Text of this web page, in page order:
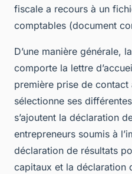
fiscale a recours à un
comptables (document
D’une manière générale,
comporte la lettre
première prise de contact
sélectionne ses
s’ajoutent la déclaration
entrepreneurs soumis à
déclaration de résultats
capitaux et la déclaration